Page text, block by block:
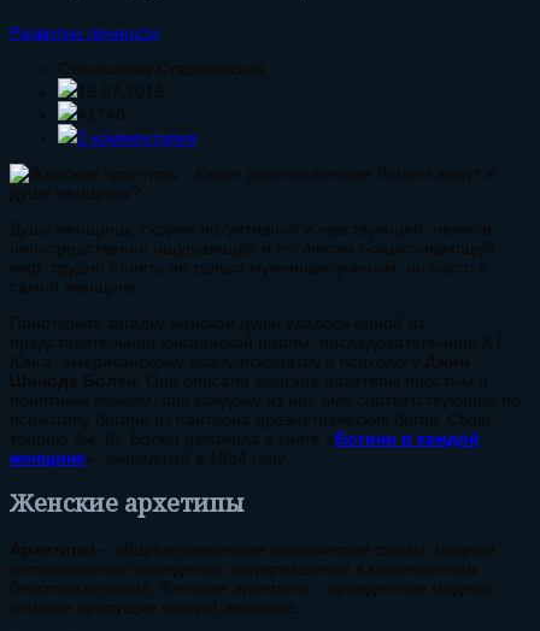
Развитие личности
Станислава Стариковская
19.07.2016
41748
2 комментария
Душу женщины, скорее интуитивной и чувствующей, нежели
непосредственно ощущающей и логически осмысливающей
мир, трудно понять не только мужчинам-ученым, но часто и
самой женщине.
Приоткрыть загадку женской души удалось одной из
представительниц юнгианской школы, последовательнице К.Г.
Юнга, американскому врачу-психиатру и психологу
Джин
Шиноде Болен
. Она описала женские архетипы простым и
понятным языком, дав каждому из них имя соответствующей по
психотипу богини из пантеона древнегреческих богов. Свою
теорию Дж. Ш. Болен изложила в книге « Богини в каждой
женщине », вышедшей в 1984 году.
Женские архетипы
Архетипы – общечеловеческие психические схемы, модели
инстинктивного поведения, содержащиеся в коллективном
бессознательном. Женские архетипы – врожденные модели
психики присущие каждой женщине.